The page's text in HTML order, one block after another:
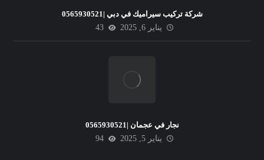
شركة تركيب سيراميك في دبي |0565930521
يناير 6, 2025
43
نجار في عجمان |0565930521
يناير 5, 2025
94